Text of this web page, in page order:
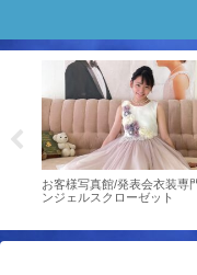
お客様写真館/発表会衣装専
ンジェルスクローゼット